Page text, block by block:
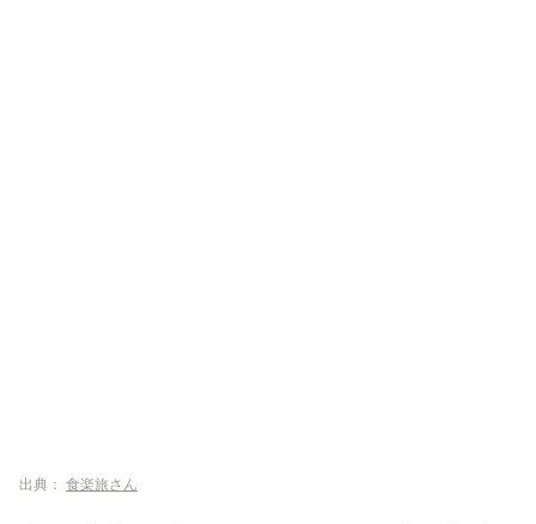
出典： 食楽旅さん